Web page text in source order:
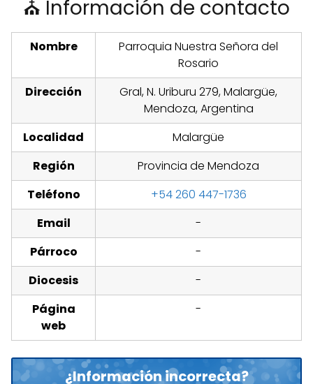
⛪ Información de contacto
Nombre
Parroquia Nuestra Señora del
Rosario
Dirección
Gral, N. Uriburu 279, Malargüe,
Mendoza, Argentina
Localidad
Malargüe
Región
Provincia de Mendoza
Teléfono
+54 260 447-1736
Email
-
Párroco
-
Diocesis
-
Página
web
-
¿Información incorrecta?